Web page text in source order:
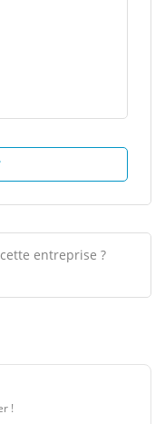
entreprise ?
!